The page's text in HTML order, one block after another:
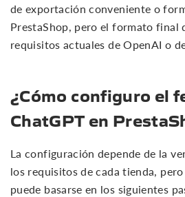
de exportación conveniente o
PrestaShop, pero el formato final
requisitos actuales de OpenAI o
¿Cómo configuro el
ChatGPT en
La configuración depende de la
los requisitos de cada tienda,
puede basarse en los siguientes